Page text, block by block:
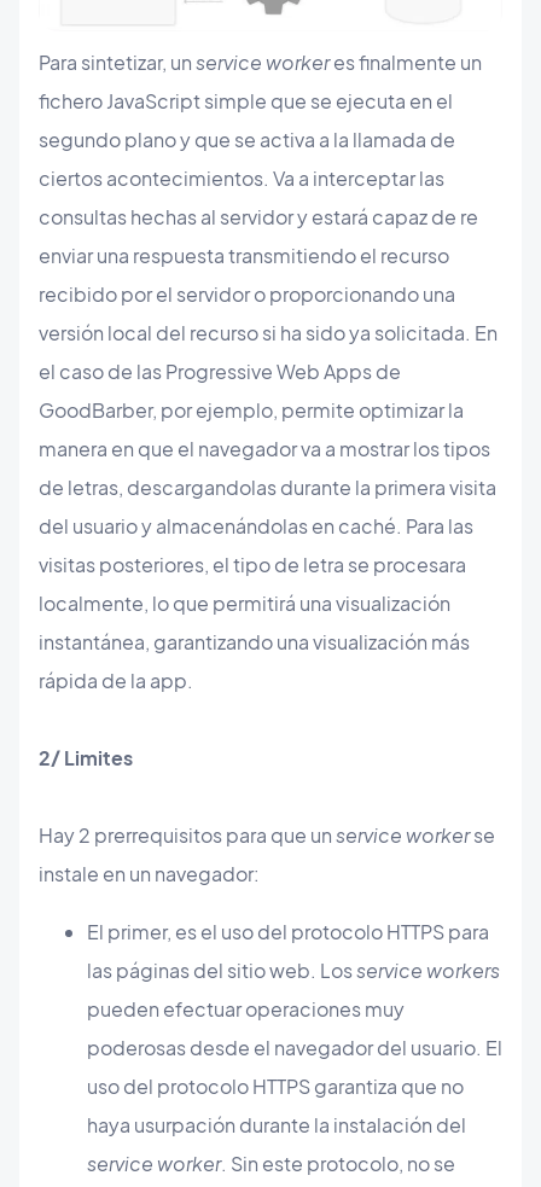
Para sintetizar, unservice workeres finalmente un
fichero JavaScript simple que se ejecuta en el
segundo plano y que se activa a la llamada de
ciertos acontecimientos. Va a interceptar las
consultas hechas al servidor y estará capaz de re
enviar una respuesta transmitiendo el recurso
recibido por el servidor o proporcionando una
versión local del recurso si ha sido ya solicitada. En
el caso de las Progressive Web Apps de
GoodBarber, por ejemplo, permite optimizar la
manera en que el navegador va a mostrar los tipos
de letras, descargandolas durante la primera visita
del usuario y almacenándolas en caché. Para las
visitas posteriores, el tipo de letra se procesara
localmente, lo que permitirá una visualización
instantánea, garantizando una visualización más
rápida de la app.
2/ Limites
Hay 2 prerrequisitos para que unservice workerse
instale en un navegador:
El primer, es el uso del protocolo HTTPS para
las páginas del sitio web. Losservice workers
pueden efectuar operaciones muy
poderosas desde el navegador del usuario. El
uso del protocolo HTTPS garantiza que no
haya usurpación durante la instalación del
service worker. Sin este protocolo, no se